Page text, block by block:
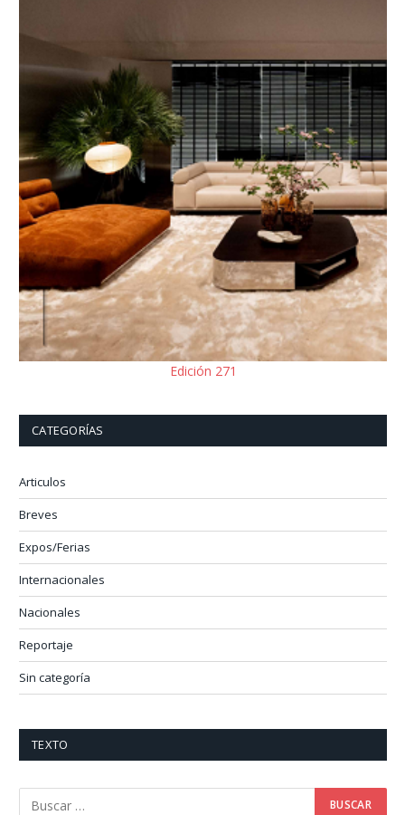
Edición 271
CATEGORÍAS
Articulos
Breves
Expos/Ferias
Internacionales
Nacionales
Reportaje
Sin categoría
TEXTO